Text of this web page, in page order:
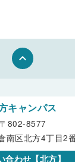
keyboard_arrow_up
キャンパス
〒802-8577
南区北方4丁目2
合わせ【北方】